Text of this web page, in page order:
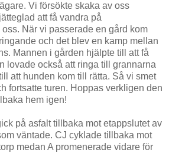
Vi försökte skaka av oss
att få vandra på
När vi passerade en gård kom
och det blev en kamp mellan
Mannen i gården hjälpte till att få
lovade också att ringa till grannarna
att hunden kom till rätta. Så vi smet
fortsatte turen. Hoppas verkligen den
hem igen!
på asfalt tillbaka mot etappslutet av
väntade. CJ cyklade tillbaka mot
medan A promenerade vidare för